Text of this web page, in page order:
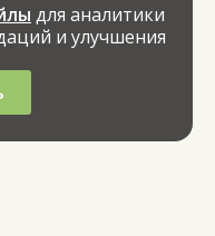
для аналитики
и улучшения